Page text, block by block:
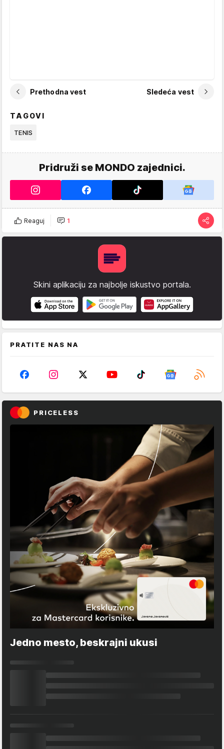
Prethodna vest Sledeća vest
TAGOVI
TENIS
Pridruži se MONDO zajednici.
Reaguj 1
Skini aplikaciju za najbolje iskustvo portala.
PRATITE NAS NA
PRICELESS
Jedno mesto, beskrajni ukusi